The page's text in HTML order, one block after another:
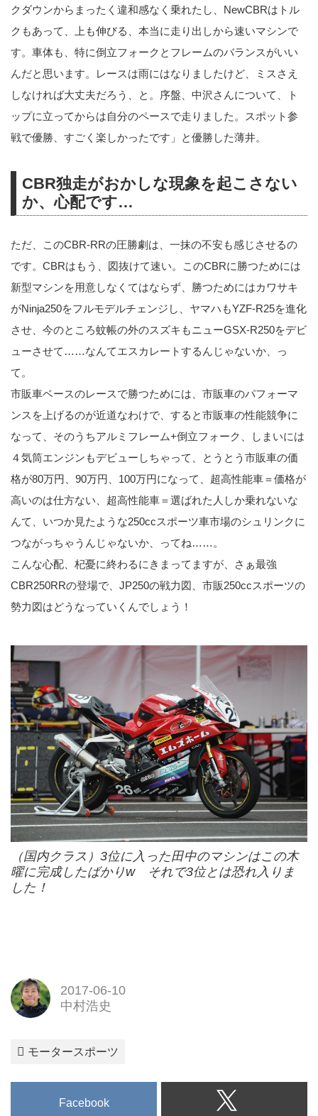
クダウンからまったく違和感なく乗れたし、NewCBRはトル
クもあって、上も伸びる、本当に走り出しから速いマシンで
す。車体も、特に倒立フォークとフレームのバランスがいい
んだと思います。レースは雨にはなりましたけど、ミスさえ
しなければ大丈夫だろう、と。序盤、中沢さんについて、ト
ップに立ってからは自分のペースで走りました。スポット参
戦で優勝、すごく楽しかったです」と優勝した薄井。
CBR独走がおかしな現象を起こさない
か、心配です…
ただ、このCBR-RRの圧勝劇は、一抹の不安も感じさせるの
です。CBRはもう、図抜けて速い。このCBRに勝つためには
新型マシンを用意しなくてはならず、勝つためにはカワサキ
がNinja250をフルモデルチェンジし、ヤマハもYZF-R25を進化
させ、今のところ蚊帳の外のスズキもニューGSX-R250をデビ
ューさせて……なんてエスカレートするんじゃないか、っ
て。
市販車ベースのレースで勝つためには、市販車のパフォーマ
ンスを上げるのが近道なわけで、すると市販車の性能競争に
なって、そのうちアルミフレーム+倒立フォーク、しまいには
４気筒エンジンもデビューしちゃって、とうとう市販車の価
格が80万円、90万円、100万円になって、超高性能車＝価格が
高いのは仕方ない、超高性能車＝選ばれた人しか乗れないな
んて、いつか見たような250ccスポーツ車市場のシュリンクに
つながっちゃうんじゃないか、ってね……。
こんな心配、杞憂に終わるにきまってますが、さぁ最強
CBR250RRの登場で、JP250の戦力図、市販250ccスポーツの
勢力図はどうなっていくんでしょう！
（国内クラス）3位に入った田中のマシンはこの木
曜に完成したばかりw それで3位とは恐れ入りま
した！
2017-06-10
中村浩史
モータースポーツ
Facebook